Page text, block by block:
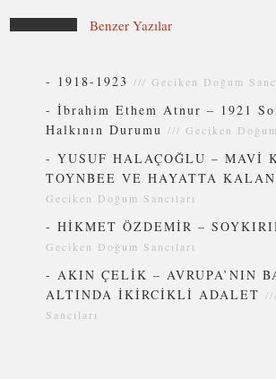
Benzer Yazılar
- 1918-1923 ///Geciken Doğum
-İbrahim Ethem Atnur – 1921
Halkının Durumu ///Geciken
-YUSUF HALAÇOĞLU – MAVİ
TOYNBEE VE HAYATTA
Geciken Doğum Sancıları
-HİKMET ÖZDEMİR –
Geciken Doğum Sancıları
- AKIN ÇELİK – AVRUPA’NIN
ALTINDA İKİRCİKLİ ADALET
Sancıları